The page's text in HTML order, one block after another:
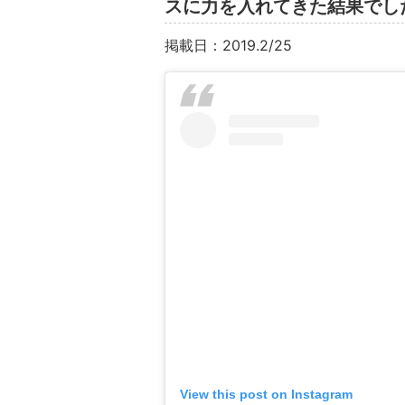
スに力を入れてきた結果でし
掲載日：2019.2/25
View this post on Instagram